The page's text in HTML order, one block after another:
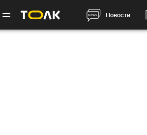
Новости